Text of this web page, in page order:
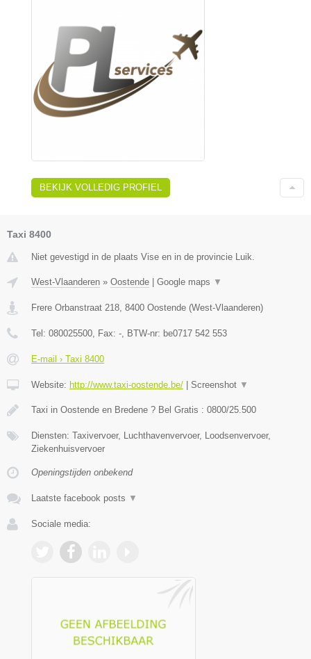
BEKIJK VOLLEDIG PROFIEL
Taxi 8400
Niet gevestigd in de plaats Vise en in de provincie Luik.
West-Vlaanderen » Oostende Google maps ▼
Frere Orbanstraat 218, 8400 Oostende (West-Vlaanderen)
Tel: 080025500, Fax: -, BTW-nr: be0717 542 553
E-mail › Taxi 8400
Website: http://www.taxi-oostende.be/ Screenshot ▼
Taxi in Oostende en Bredene ? Bel Gratis : 0800/25.500
Diensten: Taxivervoer, Luchthavenvervoer, Loodsenvervoer,
Ziekenhuisvervoer
Openingstijden onbekend
Laatste facebook posts ▼
Sociale media: